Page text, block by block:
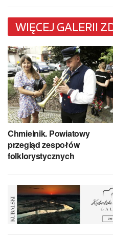
WIĘCEJ GALERII
Chmielnik. Powiatowy
przegląd zespołów
folklorystycznych